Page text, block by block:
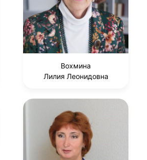
Вохмина
Лилия Леонидовна